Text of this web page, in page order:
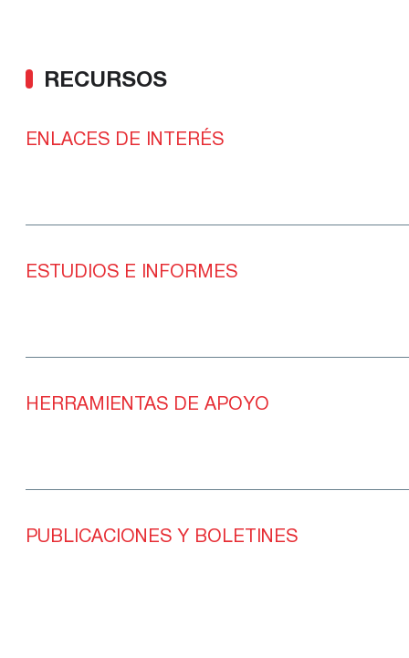
RECURSOS
ENLACES DE INTERÉS
ESTUDIOS E INFORMES
HERRAMIENTAS DE APOYO
PUBLICACIONES Y BOLETINES